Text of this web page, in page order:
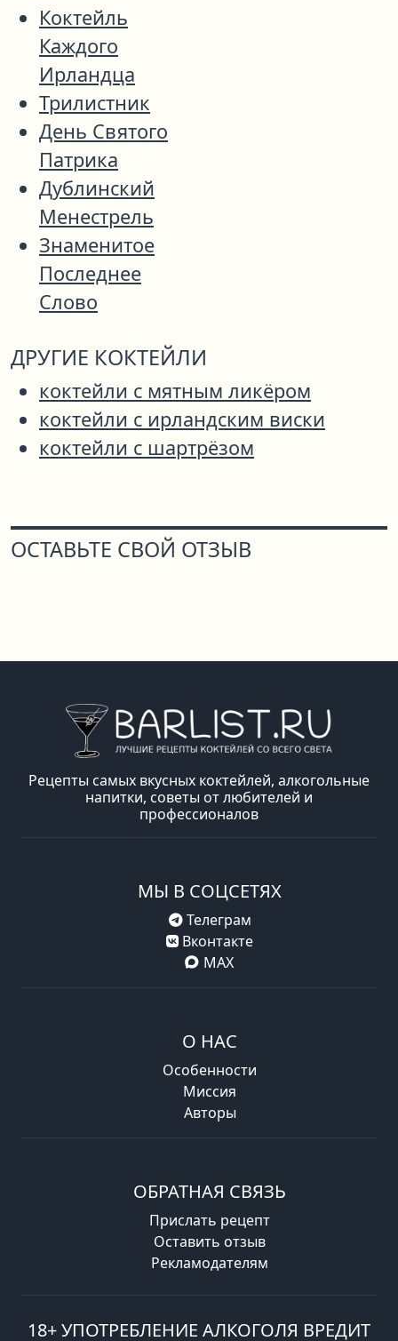
Коктейль
Каждого
Ирландца
Трилистник
День Святого
Патрика
Дублинский
Менестрель
Знаменитое
Последнее
Слово
ДРУГИЕ КОКТЕЙЛИ
коктейли с мятным ликёром
коктейли с ирландским виски
коктейли с шартрёзом
ОСТАВЬТЕ СВОЙ ОТЗЫВ
Рецепты самых вкусных коктейлей, алкогольные
напитки, советы от любителей и
профессионалов
МЫ В СОЦСЕТЯХ
Телеграм
Вконтакте
MAX
О НАС
Особенности
Миссия
Авторы
ОБРАТНАЯ СВЯЗЬ
Прислать рецепт
Оставить отзыв
Рекламодателям
18+ УПОТРЕБЛЕНИЕ АЛКОГОЛЯ ВРЕДИТ